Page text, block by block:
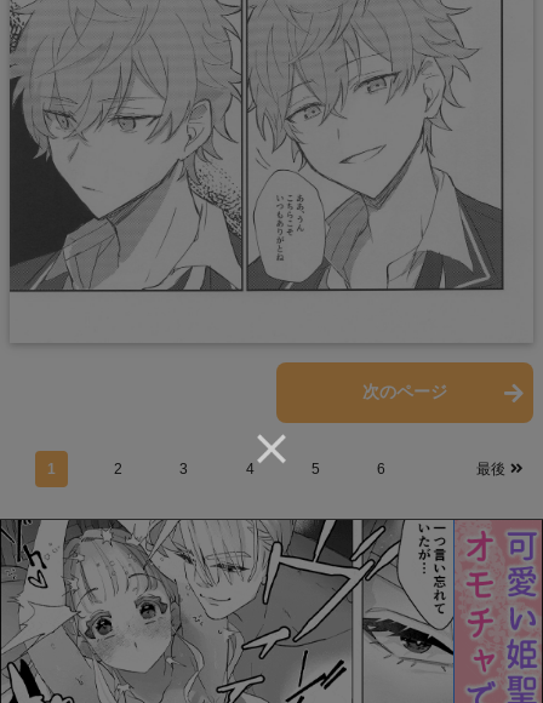
次のページ
1 2 3 4 5 6 最後